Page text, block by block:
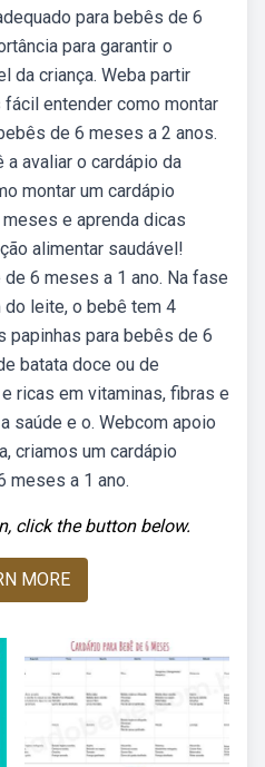
para bebês de 6
para garantir o
da criança. Weba partir
entender como montar
de 6 meses a 2 anos.
a avaliar o cardápio da
montar um cardápio
e aprenda dicas
alimentar saudável!
6 meses a 1 ano. Na fase
do leite, o bebê tem 4
papinhas para bebês de 6
batata doce ou de
ricas em vitaminas, fibras e
saúde e o. Webcom apoio
criamos um cardápio
meses a 1 ano.
click the button below.
MORE